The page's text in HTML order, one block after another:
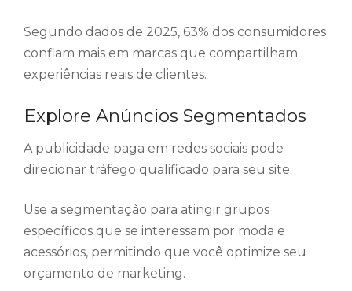
Segundo dados de 2025, 63% dos consumidores
confiam mais em marcas que compartilham
experiências reais de clientes.
Explore Anúncios Segmentados
A publicidade paga em redes sociais pode
direcionar tráfego qualificado para seu site.
Use a segmentação para atingir grupos
específicos que se interessam por moda e
acessórios, permitindo que você optimize seu
orçamento de marketing.